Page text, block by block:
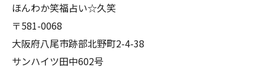
ほんわか笑福占い☆久笑
〒581-0068
大阪府八尾市跡部北野町2-4-38
サンハイツ田中602号